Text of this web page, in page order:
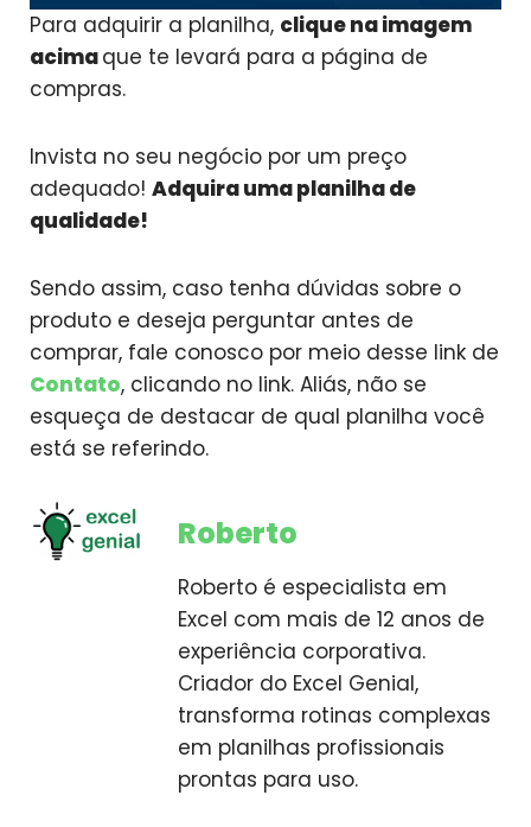
Para adquirir a planilha, clique na imagem
acimaque te levará para a página de
compras.
Invista no seu negócio por um preço
adequado! Adquira uma planilha de
qualidade!
Sendo assim, caso tenha dúvidas sobre o
produto e deseja perguntar antes de
comprar, fale conosco por meio desse link de
Contato, clicando no link. Aliás, não se
esqueça de destacar de qual planilha você
está se referindo.
Roberto
Roberto é especialista em
Excel com mais de 12 anos de
experiência corporativa.
Criador do Excel Genial,
transforma rotinas complexas
em planilhas profissionais
prontas para uso.